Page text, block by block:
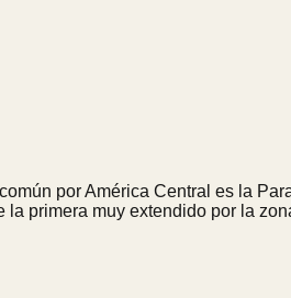
por América Central es la
primera muy extendido por la